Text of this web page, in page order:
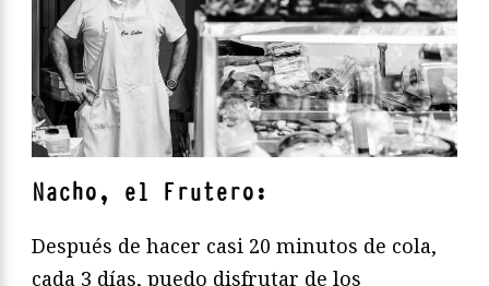
Nacho, el Frutero:
Después de hacer casi 20 minutos de cola,
cada 3 días, puedo disfrutar de los